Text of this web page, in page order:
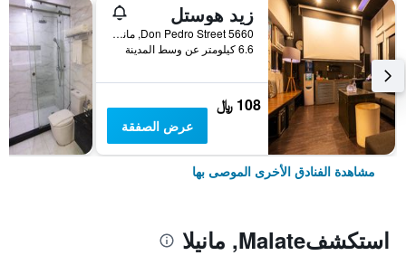
زيد هوستل
5660 Don Pedro Street, مانيلا, الفلبين
6.6 كيلومتر عن وسط المدينة
108 ﷼
عرض الصفقة
مشاهدة الفنادق الأخرى الموصى بها
استكشفMalate, مانيلا